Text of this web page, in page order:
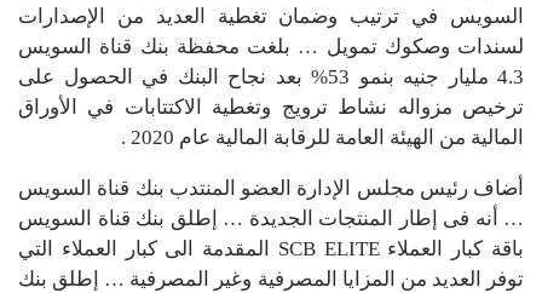
السويس في ترتيب وضمان تغطية العديد من الإصدارات
لسندات وصكوك تمويل … بلغت محفظة بنك قناة السويس
4.3 مليار جنيه بنمو 53% بعد نجاح البنك في الحصول على
ترخيص مزواله نشاط ترويج وتغطية الاكتتابات في الأوراق
المالية من الهيئة العامة للرقابة المالية عام 2020 .
أضاف رئيس مجلس الإدارة العضو المنتدب بنك قناة السويس
… أنه فى إطار المنتجات الجديدة … إطلق بنك قناة السويس
باقة كبار العملاء SCB ELITE المقدمة الى كبار العملاء التي
توفر العديد من المزايا المصرفية وغير المصرفية … إطلق بنك